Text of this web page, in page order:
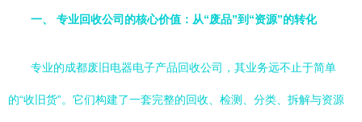
一、 专业回收公司的核心价值：从“废品”到“资源”的转化
专业的成都废旧电器电子产品回收公司，其业务远不止于简单
的“收旧货”。它们构建了一套完整的回收、检测、分类、拆解与资源